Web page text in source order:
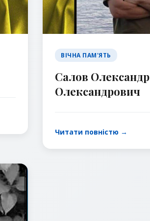
ВІЧНА ПАМ'ЯТЬ
Салов Олександр
Олександрович
Читати повністю →